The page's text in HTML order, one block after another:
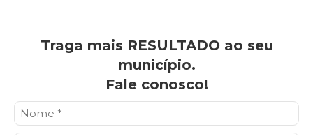
Traga mais RESULTADO ao seu
município.
Fale conosco!